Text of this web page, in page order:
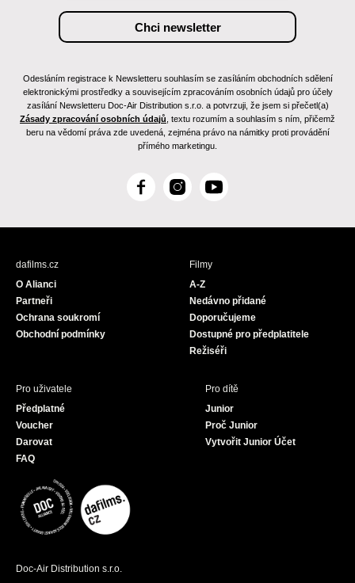
Odesláním registrace k Newsletteru souhlasím se zasíláním obchodních sdělení
elektronickými prostředky a souvisejícím zpracováním osobních údajů pro účely
zasílání Newsletteru Doc-Air Distribution s.r.o. a potvrzuji, že jsem si přečetl(a)
Zásady zpracování osobních údajů , textu rozumím a souhlasím s ním, přičemž
beru na vědomí práva zde uvedená, zejména právo na námitky proti provádění
přímého marketingu.
F
c
I
s
Y
u
dafilms.cz
O Alianci
Partneři
Ochrana soukromí
Obchodní podmínky
Filmy
A-Z
Nedávno přidané
Doporučujeme
Dostupné pro předplatitele
Režiséři
Pro uživatele
Předplatné
Voucher
Darovat
FAQ
Pro dítě
Junior
Proč Junior
Vytvořit Junior Účet
Doc-Air Distribution s.r.o.